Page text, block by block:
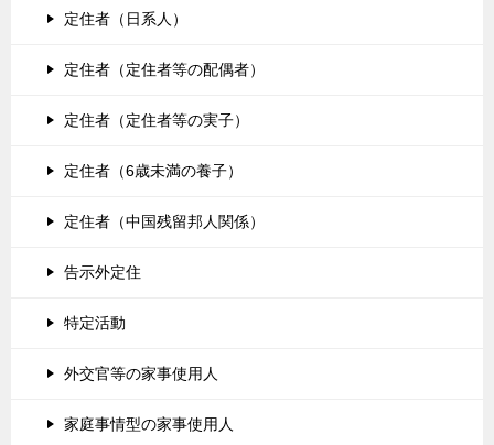
定住者（日系人）
定住者（定住者等の配偶者）
定住者（定住者等の実子）
定住者（6歳未満の養子）
定住者（中国残留邦人関係）
告示外定住
特定活動
外交官等の家事使用人
家庭事情型の家事使用人